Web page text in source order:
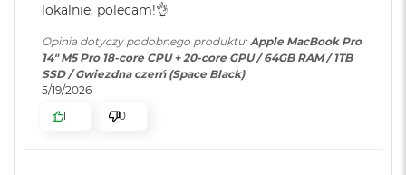
A
i
r
2
5
Bateria : Litowo-polimerowa
Pojemność baterii: 72,4 Wh
zasilaczem USB PD o mocy
lokalnie, polecam!👌
Opinia dotyczy podobnego produktu: Apple MacBook Pro
14" M5 Pro 18-core CPU + 20-core GPU / 64GB RAM / 1TB
SSD / Gwiezdna czerń (Space Black)
5/19/2026
1
0